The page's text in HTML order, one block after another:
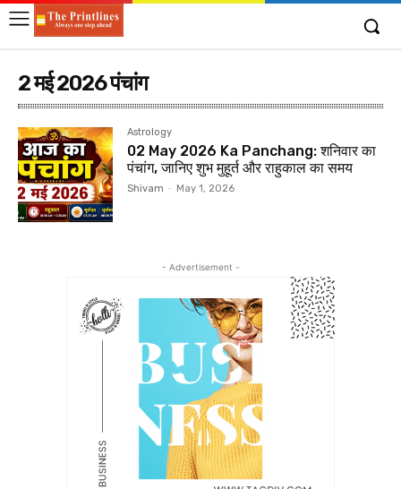
2 मई 2026 पंचांग
Astrology
02 May 2026 Ka Panchang: शनिवार का
पंचांग, जानिए शुभ मुहूर्त और राहुकाल का समय
Shivam - May 1, 2026
- Advertisement -